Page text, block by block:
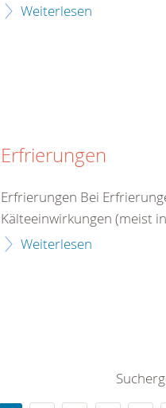
Weiterlesen
Erfrierungen
Erfrierungen Bei
Kälteeinwirkungen (meist
Weiterlesen